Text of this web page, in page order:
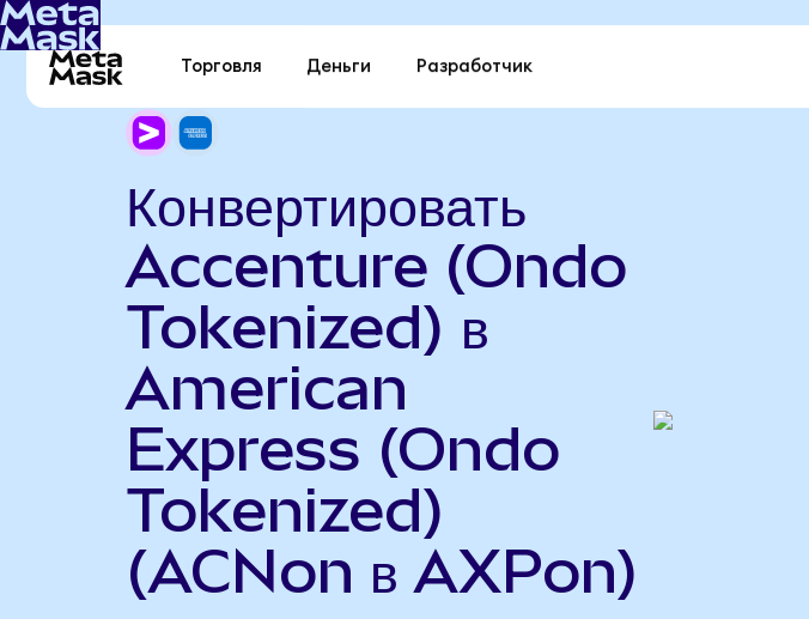
Торговля Деньги Разработчик
Конвертировать
Accenture (Ondo
Tokenized) в
American
Express (Ondo
Tokenized)
(ACNon в AXPon)